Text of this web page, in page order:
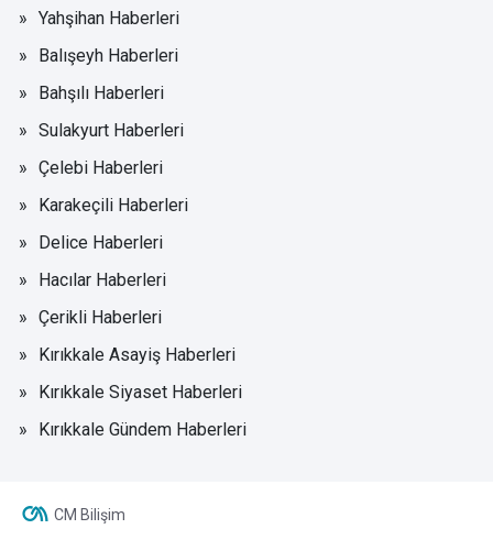
Yahşihan Haberleri
Balışeyh Haberleri
Bahşılı Haberleri
Sulakyurt Haberleri
Çelebi Haberleri
Karakeçili Haberleri
Delice Haberleri
Hacılar Haberleri
Çerikli Haberleri
Kırıkkale Asayiş Haberleri
Kırıkkale Siyaset Haberleri
Kırıkkale Gündem Haberleri
CM Bilişim